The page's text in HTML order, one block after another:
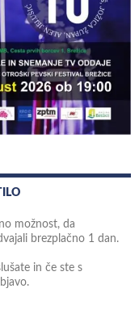
možnost, da
brezplačno 1 dan.
in če ste s